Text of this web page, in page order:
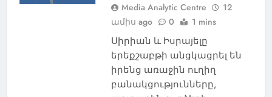
Media Analytic Centre
12
ամիս ago
0 1 mins
Սիրիան և Իսրայելը
երեքշաբթի անցկացրել են
իրենց առաջին ուղիղ
բանակցությունները,